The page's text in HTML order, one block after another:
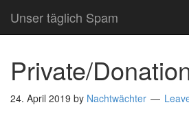
Unser täglich Spam
Private/
24. April 2019 by Nachtwächter